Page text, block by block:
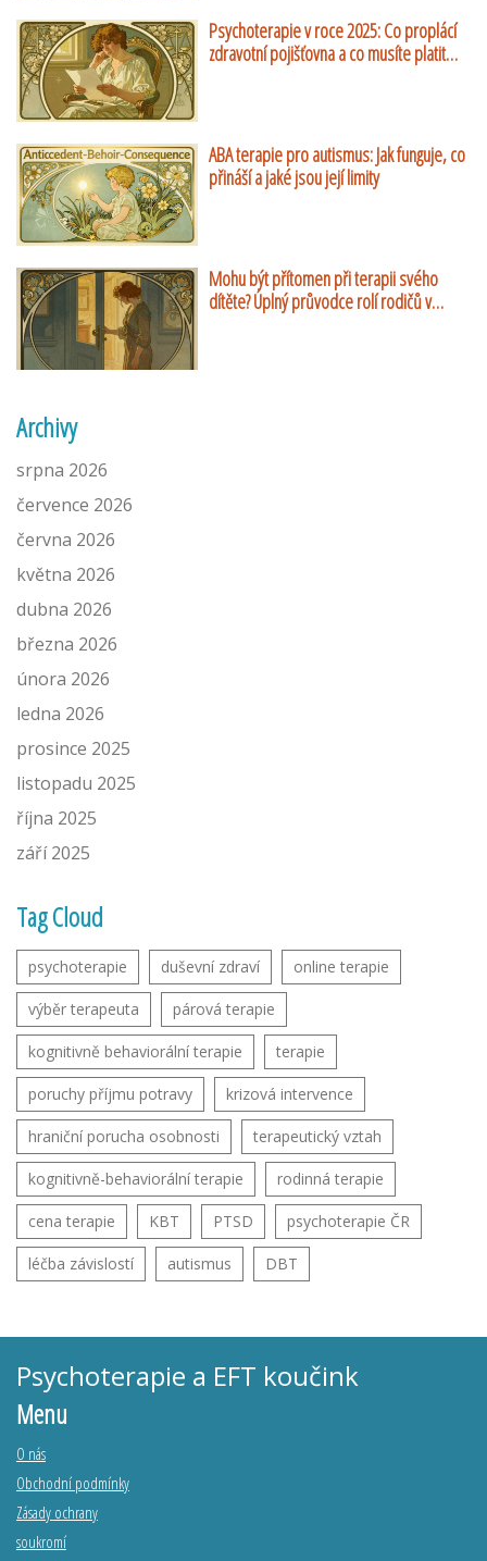
Psychoterapie v roce 2025: Co proplácí
zdravotní pojišťovna a co musíte platit
ABA terapie pro autismus: Jak funguje, co
přináší a jaké jsou její limity
Mohu být přítomen při terapii svého
dítěte? Úplný průvodce rolí rodičů v
Archivy
srpna 2026
července 2026
června 2026
května 2026
dubna 2026
března 2026
února 2026
ledna 2026
prosince 2025
listopadu 2025
října 2025
září 2025
Tag Cloud
psychoterapie duševní zdraví online terapie
výběr terapeuta párová terapie
kognitivně behaviorální terapie terapie
poruchy příjmu potravy krizová intervence
hraniční porucha osobnosti terapeutický vztah
kognitivně-behaviorální terapie rodinná terapie
cena terapie KBT PTSD psychoterapie ČR
léčba závislostí autismus DBT
Psychoterapie a EFT koučink
Menu
O nás
Obchodní podmínky
Zásady ochrany
soukromí